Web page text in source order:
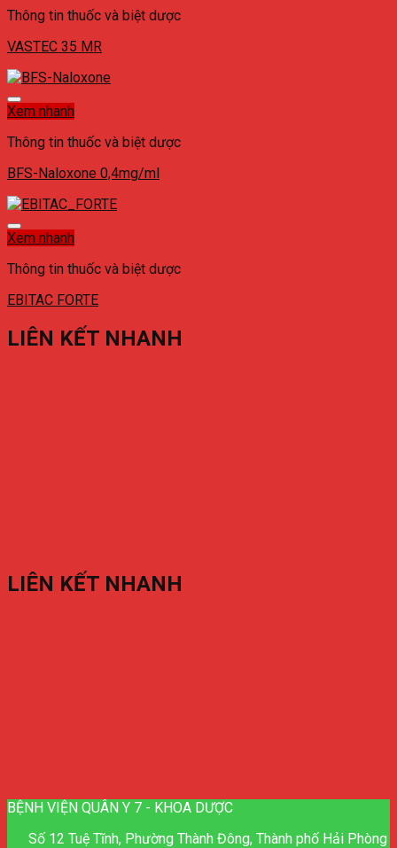
Thông tin thuốc và biệt dược
VASTEC 35 MR
Xem nhanh
Thông tin thuốc và biệt dược
BFS-Naloxone 0,4mg/ml
Xem nhanh
Thông tin thuốc và biệt dược
EBITAC FORTE
LIÊN KẾT NHANH
LIÊN KẾT NHANH
BỆNH VIỆN QUÂN Y 7 - KHOA DƯỢC
Số 12 Tuệ Tĩnh, Phường Thành Đông, Thành phố Hải Phòng